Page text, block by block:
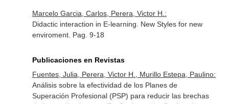
Marcelo Garcia, Carlos, Perera, Victor H.:
Didactic interaction in E-learning. New Styles for new
enviroment. Pag. 9-18
Publicaciones en Revistas
Fuentes, Julia, Perera, Victor H., Murillo Estepa, Paulino:
Análisis sobre la efectividad de los Planes de
Superación Profesional (PSP) para reducir las brechas